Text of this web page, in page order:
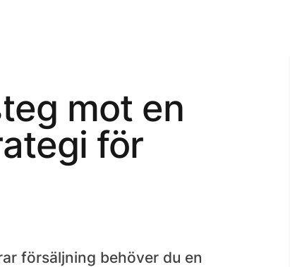
mot en
för
försäljning behöver du en